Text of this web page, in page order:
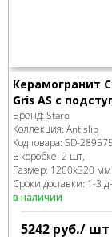
Керамогранит
Gris AS с
Бренд: Staro
Коллекция: Antislip
Код товара: SD-289575
В коробке: 2 шт,
Размер: 1200x320 мм
Сроки доставки: 1-3
в наличии
5242 руб./ шт